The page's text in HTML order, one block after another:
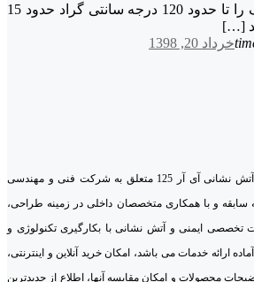
بدن انسان گرمای خشک را تا حدود 120 درجه سانتی گراد حدود 15
[…]
خرداد 20, 1398
سایت جامع ایمنی و آتش نشانی آی آر 125 متعلق به شرکت فنی و مهندسی
سابقه و با همکاری متخصصان داخلی در زمینه طراحی،
تخصصی ایمنی و آتش نشانی با بکارگیری تکنولوژی و
ارائه خدمات می باشد، امکان خرید آنلاین و اینترنتی،
محصولات و امکان مقایسه آنها، اطلاع از جدیدترین